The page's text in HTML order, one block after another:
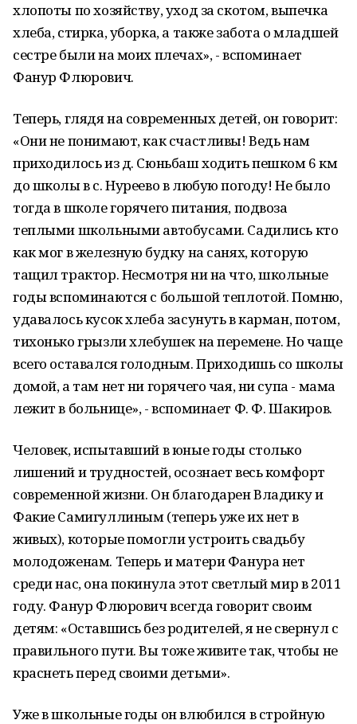
хлопоты по хозяйству, уход за скотом, выпечка
хлеба, стирка, уборка, а также забота о младшей
сестре были на моих плечах», - вспоминает
Фанур Флюрович.
Теперь, глядя на современных детей, он говорит:
«Они не понимают, как счастливы! Ведь нам
приходилось из д. Сюньбаш ходить пешком 6 км
до школы в с. Нуреево в любую погоду! Не было
тогда в школе горячего питания, подвоза
теплыми школьными автобусами. Садились кто
как мог в железную будку на санях, которую
тащил трактор. Несмотря ни на что, школьные
годы вспоминаются с большой теплотой. Помню,
удавалось кусок хлеба засунуть в карман, потом,
тихонько грызли хлебушек на перемене. Но чаще
всего оставался голодным. Приходишь со школы
домой, а там нет ни горячего чая, ни супа - мама
лежит в больнице», - вспоминает Ф. Ф. Шакиров.
Человек, испытавший в юные годы столько
лишений и трудностей, осознает весь комфорт
современной жизни. Он благодарен Владику и
Факие Самигуллиным (теперь уже их нет в
живых), которые помогли устроить свадьбу
молодоженам. Теперь и матери Фанура нет
среди нас, она покинула этот светлый мир в 2011
году. Фанур Флюрович всегда говорит своим
детям: «Оставшись без родителей, я не свернул с
правильного пути. Вы тоже живите так, чтобы не
краснеть перед своими детьми».
Уже в школьные годы он влюбился в стройную